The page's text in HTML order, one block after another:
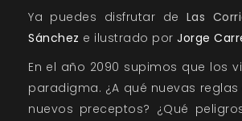
Ya puedes disfrutar de Las
Sánchez e ilustrado por Jorge
En el año 2090 supimos que los
paradigma. ¿A qué nuevas
nuevos preceptos? ¿Qué